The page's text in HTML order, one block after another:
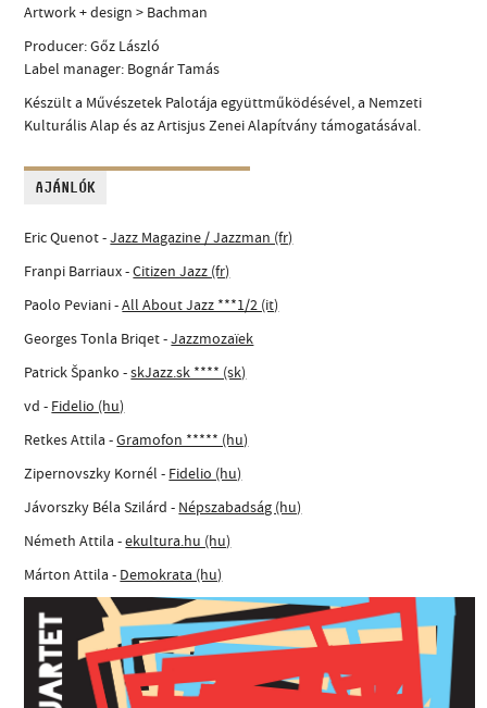
Artwork + design > Bachman
Producer: Gőz László
Label manager: Bognár Tamás
Készült a Művészetek Palotája együttműködésével, a Nemzeti
Kulturális Alap és az Artisjus Zenei Alapítvány támogatásával.
AJÁNLÓK
Eric Quenot -Jazz Magazine / Jazzman (fr)
Franpi Barriaux -Citizen Jazz (fr)
Paolo Peviani -All About Jazz ***1/2 (it)
Georges Tonla Briqet -Jazzmozaïek
Patrick Španko -skJazz.sk **** (sk)
vd - Fidelio (hu)
Retkes Attila -Gramofon ***** (hu)
Zipernovszky Kornél - Fidelio (hu)
Jávorszky Béla Szilárd - Népszabadság (hu)
Németh Attila -ekultura.hu (hu)
Márton Attila - Demokrata (hu)